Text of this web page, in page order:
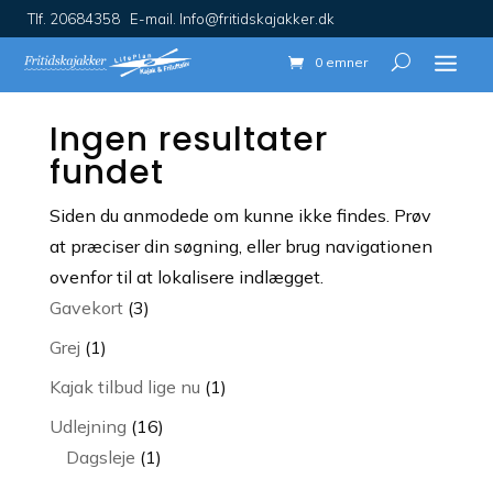
Tlf. 20684358 E-mail. Info@fritidskajakker.dk
0 emner
Ingen resultater
fundet
Siden du anmodede om kunne ikke findes. Prøv
at præciser din søgning, eller brug navigationen
ovenfor til at lokalisere indlægget.
Gavekort 33
Grej 11
vare
Kajak tilbud lige nu 11
Udlejning 1616
varer
Dagsleje 11